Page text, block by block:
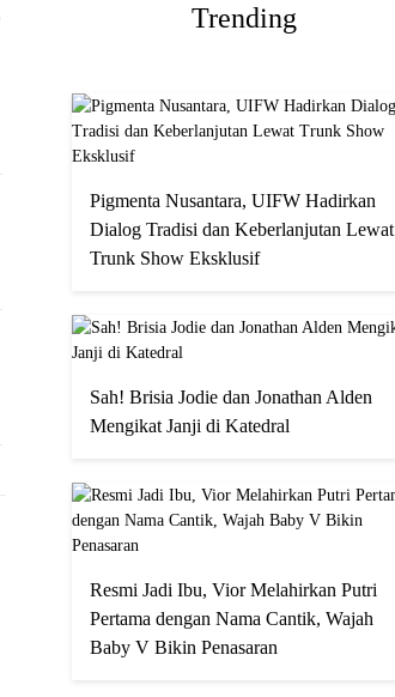
Trending
Pigmenta Nusantara, UIFW Hadirkan
Dialog Tradisi dan Keberlanjutan Lewat
Trunk Show Eksklusif
Sah! Brisia Jodie dan Jonathan Alden
Mengikat Janji di Katedral
Resmi Jadi Ibu, Vior Melahirkan Putri
Pertama dengan Nama Cantik, Wajah
Baby V Bikin Penasaran